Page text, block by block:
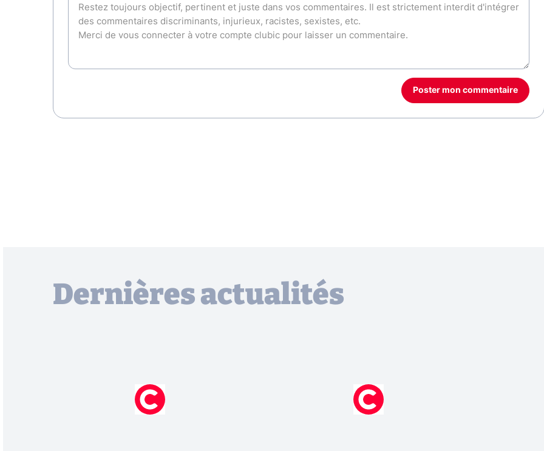
Poster mon commentaire
Dernières actualités